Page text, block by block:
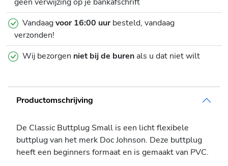
Vandaagvoor 16:00 uurbesteld, vandaag
verzonden!
Wij bezorgen niet bij de burenals u dat niet wilt
Productomschrijving
De Classic Buttplug Small is een licht flexibele
buttplug van het merk Doc Johnson. Deze buttplug
heeft een beginners formaat en is gemaakt van PVC.